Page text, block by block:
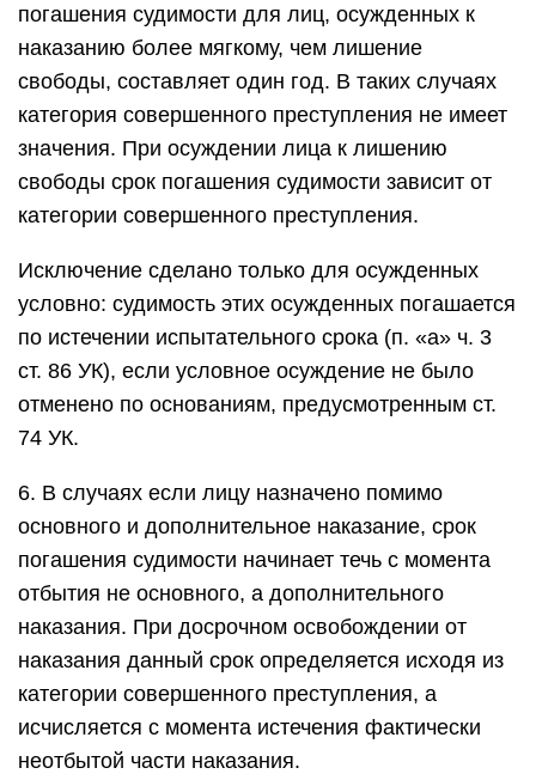
погашения судимости для лиц, осужденных к
наказанию более мягкому, чем лишение
свободы, составляет один год. В таких случаях
категория совершенного преступления не имеет
значения. При осуждении лица к лишению
свободы срок погашения судимости зависит от
категории совершенного преступления.
Исключение сделано только для осужденных
условно: судимость этих осужденных погашается
по истечении испытательного срока (п. «а» ч. 3
ст. 86 УК), если условное осуждение не было
отменено по основаниям, предусмотренным ст.
74 УК.
6. В случаях если лицу назначено помимо
основного и дополнительное наказание, срок
погашения судимости начинает течь с момента
отбытия не основного, а дополнительного
наказания. При досрочном освобождении от
наказания данный срок определяется исходя из
категории совершенного преступления, а
исчисляется с момента истечения фактически
неотбытой части наказания.